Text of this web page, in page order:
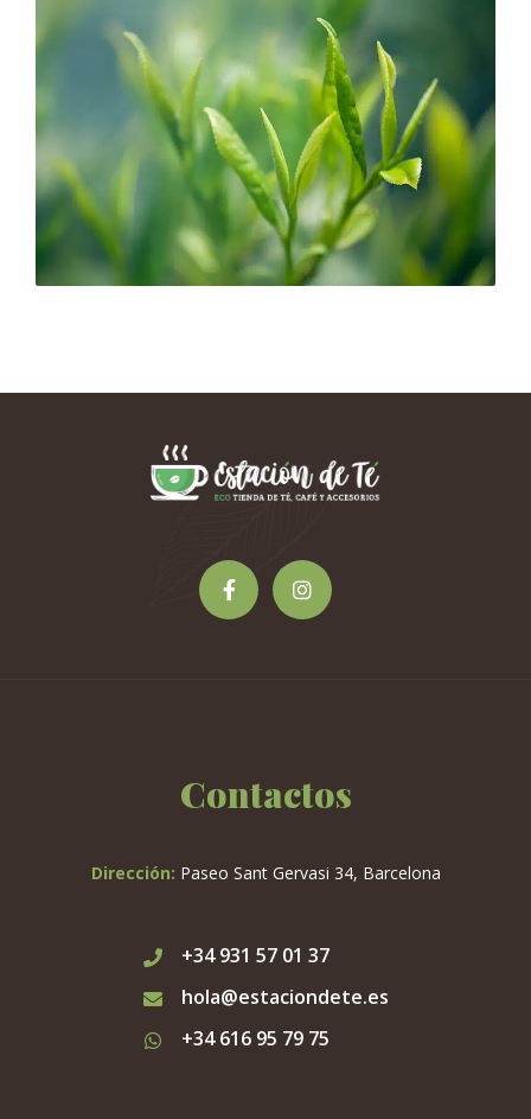
Contactos
Dirección: Paseo Sant Gervasi 34, Barcelona
+34 931 57 01 37
hola@estaciondete.es
+34 616 95 79 75